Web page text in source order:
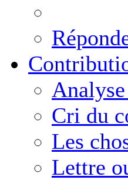
Cri du
Les
Lettre